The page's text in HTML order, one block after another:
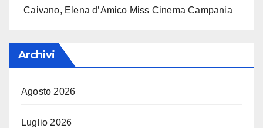
Caivano, Elena d’Amico Miss Cinema Campania
Archivi
Agosto 2026
Luglio 2026